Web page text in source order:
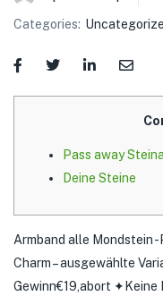
Categories:
Pass away
Deine Steine
Armband alle Mondstein
Charm – ausgewählte
Gewinn€19,abort ✦Keine